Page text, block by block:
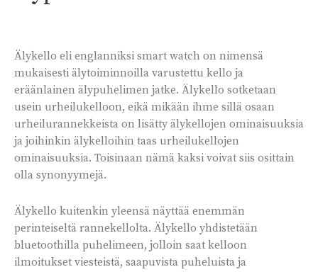
Älykello eli englanniksi smart watch on nimensä
mukaisesti älytoiminnoilla varustettu kello ja
eräänlainen älypuhelimen jatke. Älykello sotketaan
usein urheilukelloon, eikä mikään ihme sillä osaan
urheilurannekkeista on lisätty älykellojen ominaisuuksia
ja joihinkin älykelloihin taas urheilukellojen
ominaisuuksia. Toisinaan nämä kaksi voivat siis osittain
olla synonyymejä.
Älykello kuitenkin yleensä näyttää enemmän
perinteiseltä rannekellolta. Älykello yhdistetään
bluetoothilla puhelimeen, jolloin saat kelloon
ilmoitukset viesteistä, saapuvista puheluista ja